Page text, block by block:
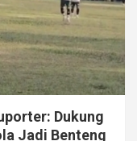
Dukung
Jadi Benteng